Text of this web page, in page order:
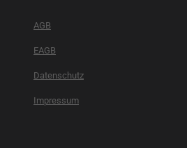
AGB
EAGB
Datenschutz
Impressum